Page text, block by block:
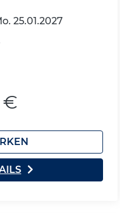
25.01.2027
€